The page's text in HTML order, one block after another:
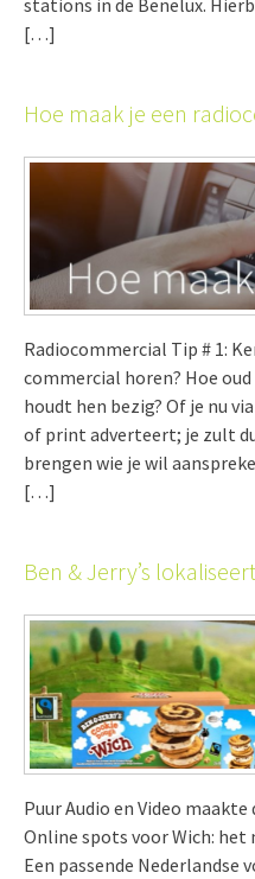
[…]
Hoe maak je een
Radiocommercial Tip # 1:
commercial horen? Hoe
houdt hen bezig? Of je nu
of print adverteert; je zult
brengen wie je wil
[…]
Ben & Jerry’s
Puur Audio en Video
Online spots voor Wich: het
Een passende Nederlandse